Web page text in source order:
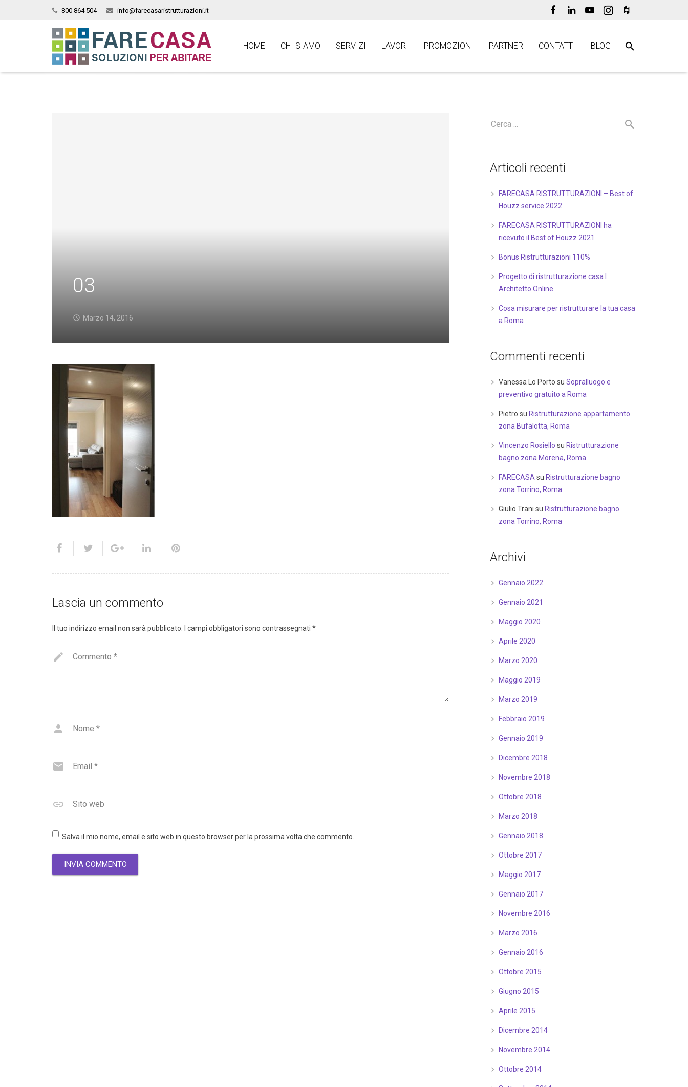
800 864 504 info@farecasaristrutturazioni.it
HOME CHI SIAMO SERVIZI LAVORI PROMOZIONI PARTNER CONTATTI BLOG
03
Marzo 14, 2016
Lascia un commento
Il tuo indirizzo email non sarà pubblicato. I campi obbligatori sono contrassegnati *
Commento *
Nome *
Email *
Sito web
Salva il mio nome, email e sito web in questo browser per la prossima volta che commento.
Articoli recenti
FARECASA RISTRUTTURAZIONI – Best of
Houzz service 2022
FARECASA RISTRUTTURAZIONI ha
ricevuto il Best of Houzz 2021
Bonus Ristrutturazioni 110%
Progetto di ristrutturazione casa I
Architetto Online
Cosa misurare per ristrutturare la tua casa
a Roma
Commenti recenti
Vanessa Lo Porto su Sopralluogo e
preventivo gratuito a Roma
Pietro su Ristrutturazione appartamento
zona Bufalotta, Roma
Vincenzo Rosiello su Ristrutturazione
bagno zona Morena, Roma
FARECASA su Ristrutturazione bagno
zona Torrino, Roma
Giulio Trani su Ristrutturazione bagno
zona Torrino, Roma
Archivi
Gennaio 2022
Gennaio 2021
Maggio 2020
Aprile 2020
Marzo 2020
Maggio 2019
Marzo 2019
Febbraio 2019
Gennaio 2019
Dicembre 2018
Novembre 2018
Ottobre 2018
Marzo 2018
Gennaio 2018
Ottobre 2017
Maggio 2017
Gennaio 2017
Novembre 2016
Marzo 2016
Gennaio 2016
Ottobre 2015
Giugno 2015
Aprile 2015
Dicembre 2014
Novembre 2014
Ottobre 2014